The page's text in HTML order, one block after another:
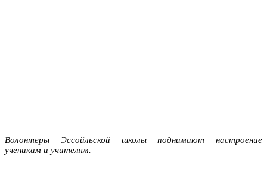
Волонтеры Эссойльской школы поднимают настроение
ученикам и учителям.